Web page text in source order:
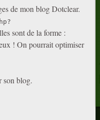
de mon blog Dotclear.
sont de la forme :
! On pourrait optimiser
son blog.